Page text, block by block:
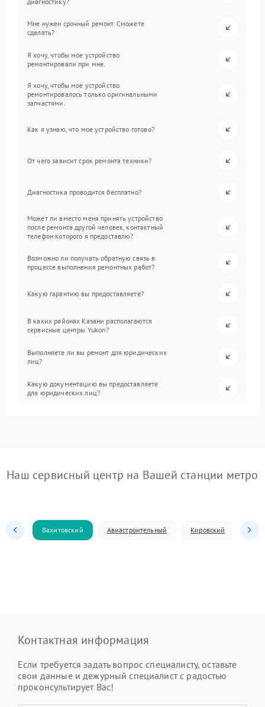
Мне нужен срочный ремонт. Сможете
сделать?
Я хочу, чтобы мое устройство
ремонтировали при мне.
Я хочу, чтобы мое устройство
ремонтировалось только оригинальными
запчастями.
Как я узнаю, что мое устройство готово?
От чего зависит срок ремонта техники?
Диагностика проводится бесплатно?
Может ли вместо меня принять устройство
после ремонта другой человек, контактный
телефон которого я предоставлю?
Возможно ли получать обратную связь в
процессе выполнения ремонтных работ?
Какую гарантию вы предоставляете?
В каких районах Казани располагаются
сервисные центры Yukon?
Выполняете ли вы ремонт для юридических
лиц?
Какую документацию вы предоставляете
для юридических лиц?
Наш сервисный центр на Вашей станции метро
Вахитовский Авиастроительный Кировский
Контактная информация
Если требуется задать вопрос специалисту, оставьте
свои данные и дежурный специалист с радостью
проконсультирует Вас!